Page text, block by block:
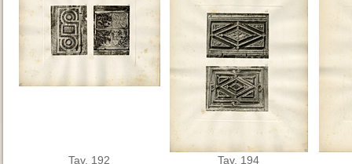
Tav. 192 Tav. 194